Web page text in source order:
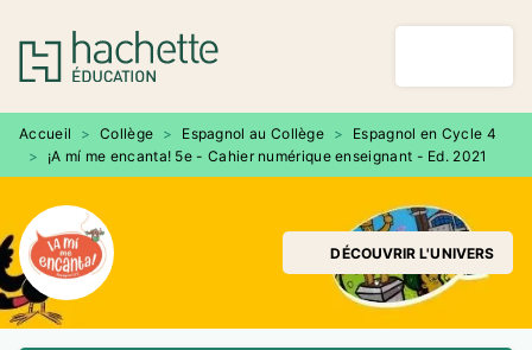
MENU RECHERCHE
PIED DE PAGE
Accueil > Collège > Espagnol au Collège >
Espagnol en Cycle 4
>
¡A mí me encanta! 5e - Cahier numérique enseignant - Ed. 2021
DÉCOUVRIR L'UNIVERS